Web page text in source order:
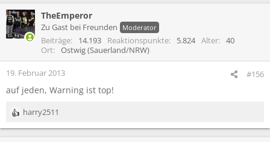
k
t
i
n
e
:
TheEmperor
Zu Gast bei Freunden Moderator
Beiträge 14.193 Reaktionspunkte 5.824 Alter
40
Ort
Ostwig (Sauerland/NRW)
19. Februar 2013 #156
auf jeden, Warning ist top!
R
e
harry2511